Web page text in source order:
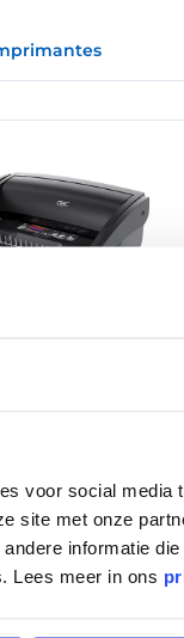
voor social media
site met onze
informatie
Lees meer in ons